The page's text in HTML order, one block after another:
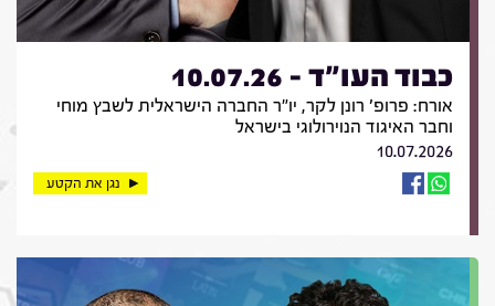
כבוד העו"ד - 10.07.26
אורח: פרופ' רונן לקר, יו"ר החברה הישראלית לשבץ מוחי
וחבר האיגוד הנוירולוגי בישראל
10.07.2026
נגן את הקטע